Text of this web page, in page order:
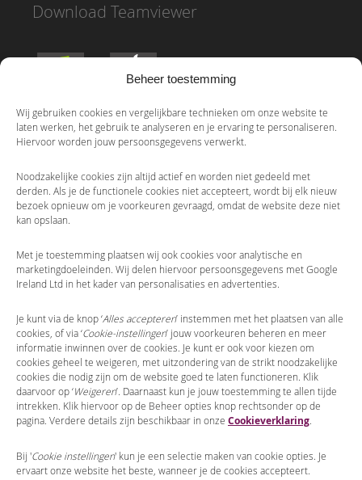
Beheer toestemming
Wij gebruiken cookies en vergelijkbare technieken om onze website te
laten werken, het gebruik te analyseren en je ervaring te personaliseren.
Hiervoor worden jouw persoonsgegevens verwerkt.
Noodzakelijke cookies zijn altijd actief en worden niet gedeeld met
derden. Als je de functionele cookies niet accepteert, wordt bij elk nieuw
bezoek opnieuw om je voorkeuren gevraagd, omdat de website deze niet
kan opslaan.
Met je toestemming plaatsen wij ook cookies voor analytische en
marketingdoeleinden. Wij delen hiervoor persoonsgegevens met Google
Ireland Ltd in het kader van personalisaties en advertenties.
Je kunt via de knop ‘Alles accepteren’ instemmen met het plaatsen van alle
cookies, of via ‘Cookie-instellingen’ jouw voorkeuren beheren en meer
informatie inwinnen over de cookies. Je kunt er ook voor kiezen om
cookies geheel te weigeren, met uitzondering van de strikt noodzakelijke
cookies die nodig zijn om de website goed te laten functioneren. Klik
daarvoor op ‘Weigeren’. Daarnaast kun je jouw toestemming te allen tijde
intrekken. Klik hiervoor op de Beheer opties knop rechtsonder op de
pagina. Verdere details zijn beschikbaar in onze Cookieverklaring.
Bij 'Cookie instellingen' kun je een selectie maken van cookie opties. Je
ervaart onze website het beste, wanneer je de cookies accepteert.
Download Teamviewer
Contact
Adres
Boreelplein 40
7411 EH Deventer
(058) 2987155
Stel je supportvraag
tignl.eu